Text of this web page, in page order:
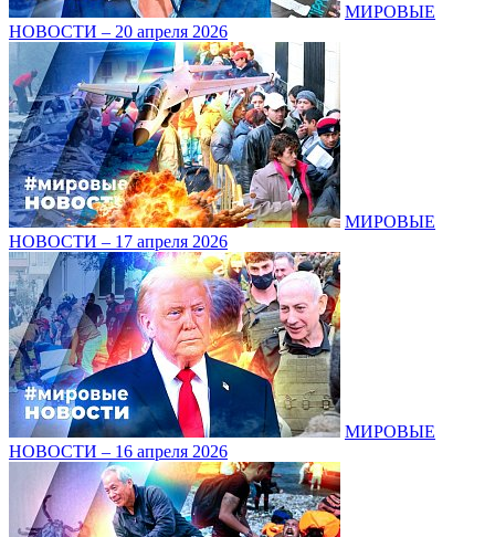
МИРОВЫЕ
НОВОСТИ – 20 апреля 2026
МИРОВЫЕ
НОВОСТИ – 17 апреля 2026
МИРОВЫЕ
НОВОСТИ – 16 апреля 2026